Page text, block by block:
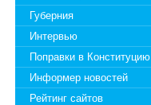
Губерния
Интервью
Поправки в Конституцию
Информер новостей
Рейтинг сайтов